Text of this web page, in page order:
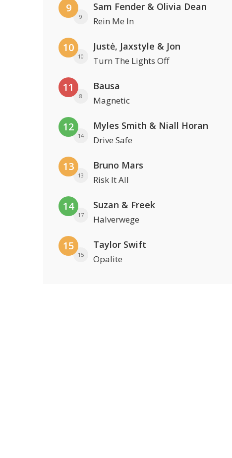
9
9
Sam Fender & Olivia Dean
Rein Me In
10
10
Justė, Jaxstyle & Jon
Turn The Lights Off
11
8
Bausa
Magnetic
12
14
Myles Smith & Niall Horan
Drive Safe
13
13
Bruno Mars
Risk It All
14
17
Suzan & Freek
Halverwege
15
15
Taylor Swift
Opalite